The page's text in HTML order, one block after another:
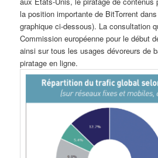
la position importante de BitTorrent
graphique ci-dessous). La consultation
Commission européenne pour le début
ainsi sur tous les usages dévoreurs de
piratage en ligne.